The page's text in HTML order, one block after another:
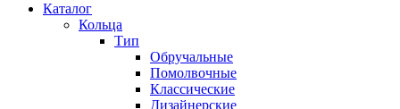
Каталог
Кольца
Тип
Обручальные
Помолвочные
Классические
Дизайнерские